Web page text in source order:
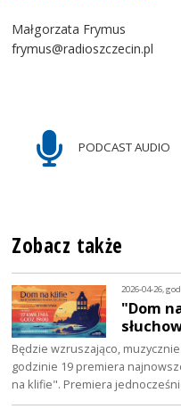
Małgorzata Frymus
frymus@radioszczecin.pl
PODCAST AUDIO
Zobacz także
2026-04-26,
"Dom
Będzie wzruszająco,
godzinie 19 premiera
na klifie". Premiera